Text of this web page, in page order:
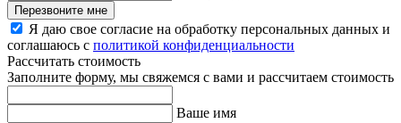
Перезвоните мне
Я даю свое согласие на обработку персональных данных и
соглашаюсь с политикой конфиденциальности
Рассчитать стоимость
Заполните форму, мы свяжемся с вами и рассчитаем стоимость
Ваше имя